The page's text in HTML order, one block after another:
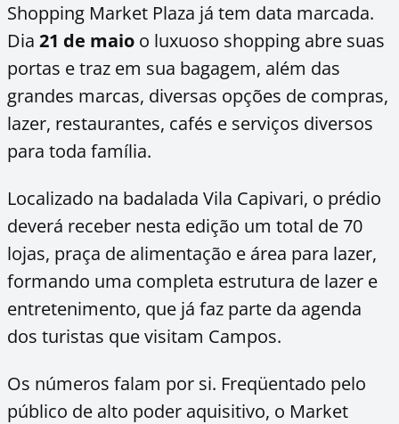
Shopping Market Plaza já tem data marcada.
Dia 21 de maio o luxuoso shopping abre suas
portas e traz em sua bagagem, além das
grandes marcas, diversas opções de compras,
lazer, restaurantes, cafés e serviços diversos
para toda família.
Localizado na badalada Vila Capivari, o prédio
deverá receber nesta edição um total de 70
lojas, praça de alimentação e área para lazer,
formando uma completa estrutura de lazer e
entretenimento, que já faz parte da agenda
dos turistas que visitam Campos.
Os números falam por si. Freqüentado pelo
público de alto poder aquisitivo, o Market